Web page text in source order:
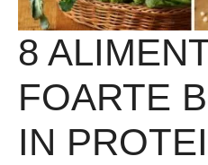
8
FOARTE
IN